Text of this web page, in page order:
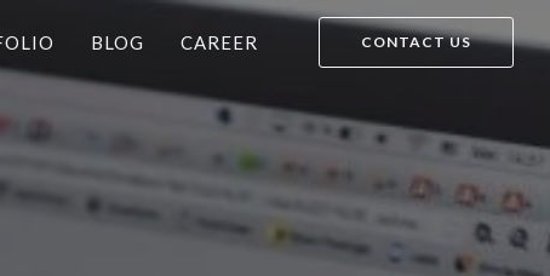
BLOG CAREER CONTACT US